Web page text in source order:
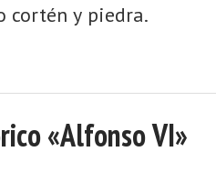
cortén y piedra.
«Alfonso VI»